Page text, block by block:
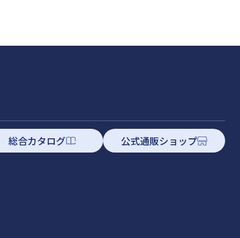
総合カタログ 公式通販ショップ